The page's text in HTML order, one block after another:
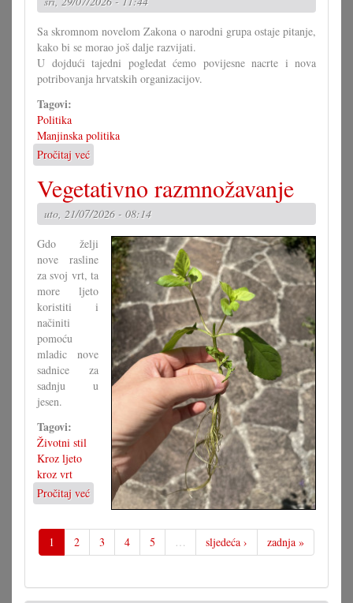
mladih?
Sa skromnom novelom Zakona o narodni grupa ostaje pitanje,
kako bi se morao još dalje razvijati.
U dojdući tajedni pogledat ćemo povijesne nacrte i nova
potribovanja hrvatskih organizacijov.
Tagovi:
Politika
Manjinska politika
Pročitaj već
Kako
bi
morao
izgledati
Zakon
o
narodni
grupa?
(I)
Vegetativno razmnožavanje
uto, 21/07/2026 - 08:14
Gdo želji
nove rasline
za svoj vrt, ta
more ljeto
koristiti i
načiniti
pomoću
mladic nove
sadnice za
sadnju u
jesen.
Tagovi:
Životni stil
Kroz ljeto
kroz vrt
Pročitaj već
Vegetativno
1
2 3 4 5 … sljedeća › zadnja »